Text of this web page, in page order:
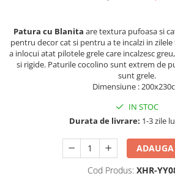
Lenjerii De Pat Catifea
Lenjerii De Pat Cocolino
Artificiala De Iepure, 6 Piese, 2
Set Lenjerie Pat Blanita Iepure, 6
Piese, Cu Pilota Inclusa
Lenjerii De Pat Premium Collection
Set Lenjerie De Pat, 7 Piese, Cu
Pilota / Cuvertura Inclusa
Patura cu Blanita are textura pufoasa si
pentru decor cat si pentru a te incalzi in
a inlocui atat pilotele grele care incalzesc
si rigide. Paturile cocolino sunt extrem de
sunt grele.
Dimensiune :
IN STOC
Durata de livrare: 1-3 zile
Cod Produs: XHR-